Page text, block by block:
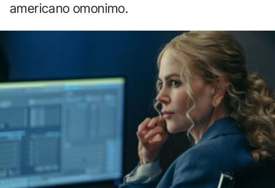
americano omonimo.